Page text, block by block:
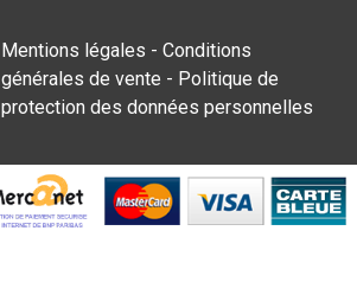
Mentions légales -Conditions
générales de vente - Politique de
protection des données personnelles